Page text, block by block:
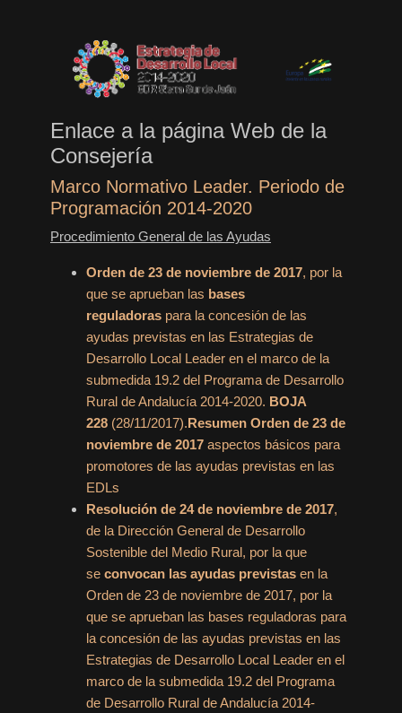
Enlace a la página Web de la
Consejería
Marco Normativo Leader. Periodo de
Programación 2014-2020
Procedimiento General de las Ayudas
Orden de 23 de noviembre de 2017, por la
que se aprueban las bases
reguladoras para la concesión de las
ayudas previstas en las Estrategias de
Desarrollo Local Leader en el marco de la
submedida 19.2 del Programa de Desarrollo
Rural de Andalucía 2014-2020. BOJA
228 (28/11/2017).Resumen Orden de 23 de
noviembre de 2017 aspectos básicos para
promotores de las ayudas previstas en las
EDLs
Resolución de 24 de noviembre de 2017,
de la Dirección General de Desarrollo
Sostenible del Medio Rural, por la que
se convocan las ayudas previstas en la
Orden de 23 de noviembre de 2017, por la
que se aprueban las bases reguladoras para
la concesión de las ayudas previstas en las
Estrategias de Desarrollo Local Leader en el
marco de la submedida 19.2 del Programa
de Desarrollo Rural de Andalucía 2014-